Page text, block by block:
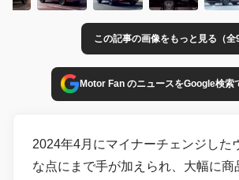
この記事の画像をもっと見る（全9
Motor Fan のニュースをGoogle検索
2024年4月にマイナーチェンジした
な点にまで手が加えられ、大幅に商